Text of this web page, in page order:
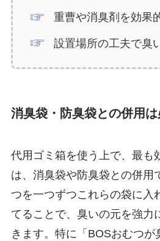
重曹や消臭剤を効果
設置場所の工夫で臭
消臭袋・防臭袋との併用
代用ゴミ箱を使う上で、最も
は、消臭袋や防臭袋との併用
つを一つずつこれらの袋に入
てることで、臭いの元を強力
きます。特に「BOSおむつが